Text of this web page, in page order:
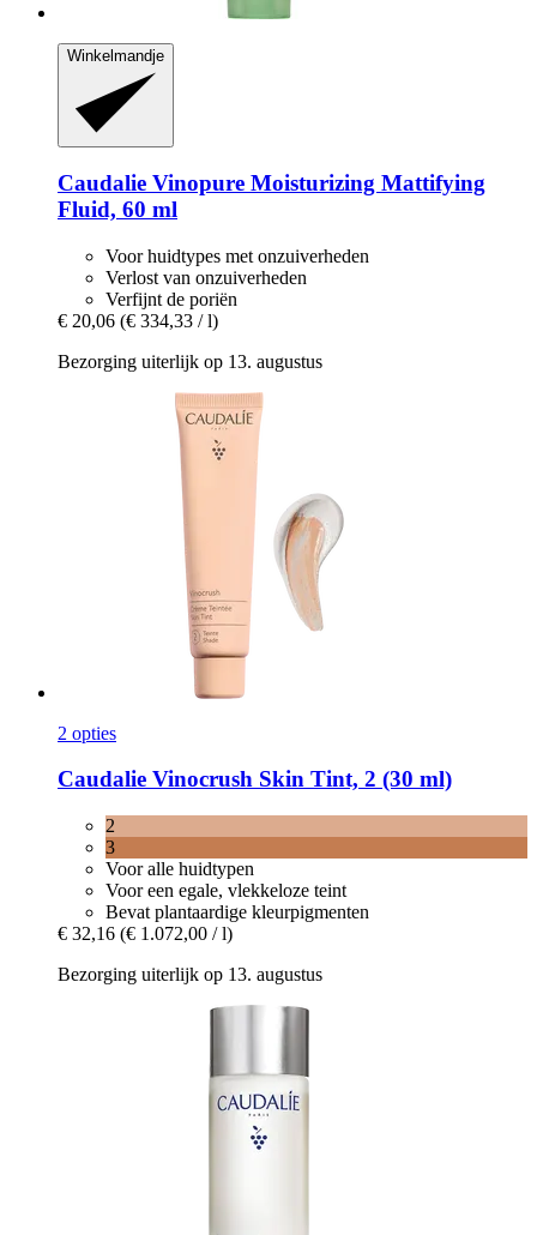
Winkelmandje
Caudalie Vinopure Moisturizing Mattifying
Fluid, 60 ml
Voor huidtypes met onzuiverheden
Verlost van onzuiverheden
Verfijnt de poriën
€ 20,06 (€ 334,33 / l)
Bezorging uiterlijk op 13. augustus
2 opties
Caudalie Vinocrush Skin Tint, 2 (30 ml)
2
3
Voor alle huidtypen
Voor een egale, vlekkeloze teint
Bevat plantaardige kleurpigmenten
€ 32,16 (€ 1.072,00 / l)
Bezorging uiterlijk op 13. augustus